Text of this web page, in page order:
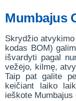
Mumbajus
Skrydžio
kodas BOM)
išvardyti pagal
vežėjo, kilmę,
Taip pat galite
keičiant laiko
ieškote